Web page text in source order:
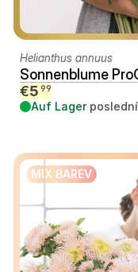
Helianthus annuus
Sonnenblume
€5 99
Auf Lager
MIX BAREV